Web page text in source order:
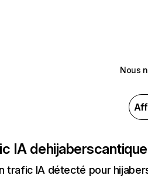
Nous
IA de
trafic IA détecté pour